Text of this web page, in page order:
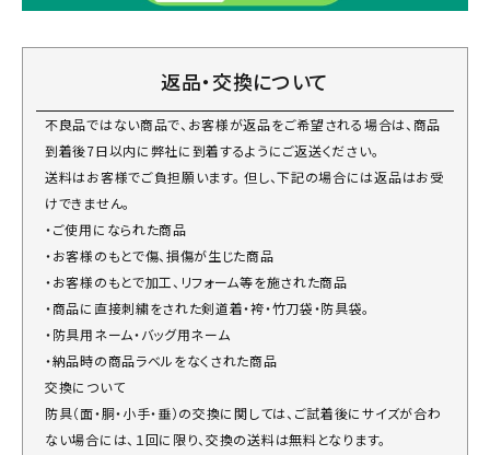
返品・交換について
不良品ではない商品で、お客様が返品をご希望される場合は、商品
到着後7日以内に弊社に到着するようにご返送ください。
送料はお客様でご負担願います。 但し、下記の場合には返品はお受
けできません。
・ご使用になられた商品
・お客様のもとで傷、損傷が生じた商品
・お客様のもとで加工、リフォーム等を施された商品
・商品に直接刺繍をされた剣道着・袴・竹刀袋・防具袋。
・防具用ネーム・バッグ用ネーム
・納品時の商品ラベルをなくされた商品
交換について
防具（面・胴・小手・垂）の交換に関しては、ご試着後にサイズが合わ
ない場合には、１回に限り、交換の送料は無料となります。